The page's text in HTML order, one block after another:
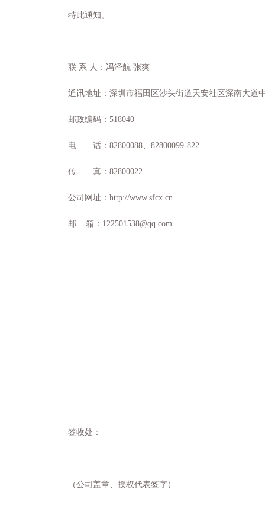
特此通知。
联 系 人：冯泽航 张爽
通讯地址：深圳市福田区沙头街道天安社区深南大道
邮政编码： 518040
电 话： 82800088、 82800099-822
传 真： 82800022
公司网址： http://www.sfcx.cn
邮 箱： 122501538@qq.com
签收处：
（公司 盖章、 授权代表签字）